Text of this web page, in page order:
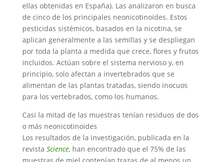
ellas obtenidas en España). Las analizaron en busca
de cinco de los principales neonicotinoides. Estos
pesticidas sistémicos, basados en la nicotina, se
aplican generalmente a las semillas y se despliegan
por toda la planta a medida que crece, flores y frutos
incluidos. Actúan sobre el sistema nervioso y, en
principio, solo afectan a invertebrados que se
alimentan de las plantas tratadas, siendo inocuos
para los vertebrados, como los humanos.
Casi la mitad de las muestras tenían residuos de dos
o más neonicotinoides
Los resultados de la investigación, publicada en la
revista Science, han encontrado que el 75% de las